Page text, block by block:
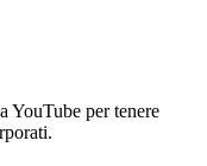
YouTube per tenere